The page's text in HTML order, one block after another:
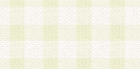
3.前項の定めに拘わらず、
意を 得ることなく、会員個
づき選定した委託業者に対
できるものとします。な お
契約を締結しこれを遵守さ
の注意をもって当該情報を